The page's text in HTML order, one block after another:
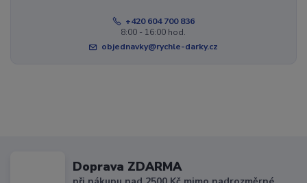
+420 604 700 836
8:00 - 16:00 hod.
objednavky@rychle-darky.cz
Doprava ZDARMA